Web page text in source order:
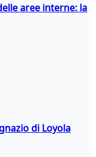
aree interne: la
di Loyola